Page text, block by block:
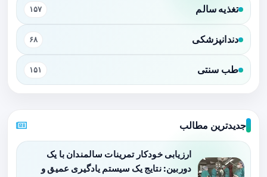
تغذیه سالم ۱۵۷
دندانپزشکی ۶۸
طب سنتی ۱۵۱
جدیدترین مطالب
ارزیابی خودکار تمرینات سالمندان با یک
دوربین: نتایج یک سیستم یادگیری عمیق و